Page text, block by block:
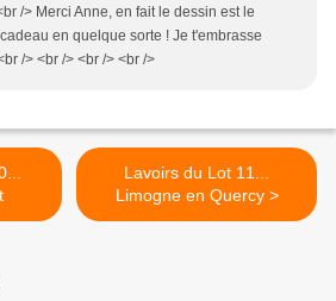
/> Merci Anne, en fait le dessin est le
en quelque sorte ! Je t'embrasse
/> <br /> <br /> <br />
Lavoirs du Lot 11...
Limogne en Quercy >